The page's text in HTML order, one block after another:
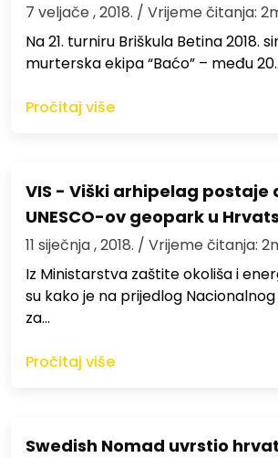
7 veljače , 2018. / Vrijeme čitanja:
Na 21. turniru Briškula Betina 2018.
murterska ekipa “Baćo” – među
Pročitaj više
VIS - Viški arhipelag postaje
UNESCO-ov geopark u
11 siječnja , 2018. / Vrijeme čitanja:
Iz Ministarstva zaštite okoliša i
su kako je na prijedlog
za…
Pročitaj više
Swedish Nomad uvrstio